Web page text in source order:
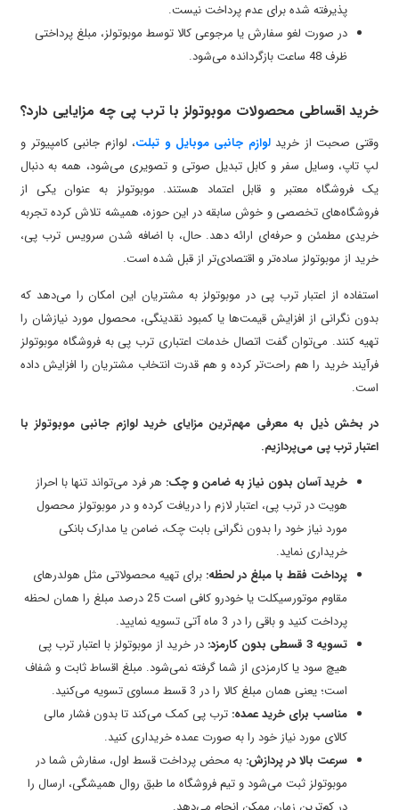
پذیرفته شده برای عدم پرداخت نیست.
در صورت لغو سفارش یا مرجوعی کالا توسط موبوتولز، مبلغ پرداختی
ظرف 48 ساعت بازگردانده می‌شود.
خرید اقساطی محصولات موبوتولز با ترب پی چه مزایایی دارد؟
وقتی صحبت از خرید لوازم جانبی موبایل و تبلت، لوازم جانبی کامپیوتر و
لپ تاپ، وسایل سفر و کابل تبدیل صوتی و تصویری می‌شود، همه به دنبال
یک فروشگاه معتبر و قابل اعتماد هستند. موبوتولز به عنوان یکی از
فروشگاه‌های تخصصی و خوش سابقه در این حوزه، همیشه تلاش کرده تجربه
خریدی مطمئن و حرفه‌ای ارائه دهد. حال، با اضافه شدن سرویس ترب پی،
خرید از موبوتولز ساده‌تر و اقتصادی‌تر از قبل شده است.
استفاده از اعتبار ترب پی در موبوتولز به مشتریان این امکان را می‌دهد که
بدون نگرانی از افزایش قیمت‌ها یا کمبود نقدینگی، محصول مورد نیازشان را
تهیه کنند. می‌توان گفت اتصال خدمات اعتباری ترب پی به فروشگاه موبوتولز
فرآیند خرید را هم راحت‌تر کرده و هم قدرت انتخاب مشتریان را افزایش داده
است.
در بخش ذیل به معرفی مهم‌ترین مزایای خرید لوازم جانبی موبوتولز با
اعتبار ترب پی می‌پردازیم.
خرید آسان بدون نیاز به ضامن و چک: هر فرد می‌تواند تنها با احراز
هویت در ترب پی، اعتبار لازم را دریافت کرده و در موبوتولز محصول
مورد نیاز خود را بدون نگرانی بابت چک، ضامن یا مدارک بانکی
خریداری نماید.
پرداخت فقط بامبلغ در لحظه: برای تهیه محصولاتی مثل هولدرهای
مقاوم موتورسیکلت یا خودرو کافی است 25 درصد مبلغ
را همان لحظه
پرداخت کنید و باقی را در 3 ماه آتی تسویه نمایید.
تسویه 3 قسطی بدون کارمزد: در خرید از موبوتولز با اعتبار ترب‌ پی
هیچ سود یا کارمزدی از شما گرفته نمی‌شود. مبلغ اقساط ثابت و شفاف
است؛ یعنی همان مبلغ کالا را در 3 قسط مساوی تسویه می‌کنید.
مناسب برای خرید عمده: ترب پی کمک می‌کند تا بدون فشار مالی
کالای مورد نیاز خود را به صورت عمده خریداری کنید.
سرعت بالا در پردازش: به محض پرداخت قسط اول، سفارش شما در
موبوتولز ثبت می‌شود و تیم فروشگاه ما طبق روال همیشگی، ارسال را